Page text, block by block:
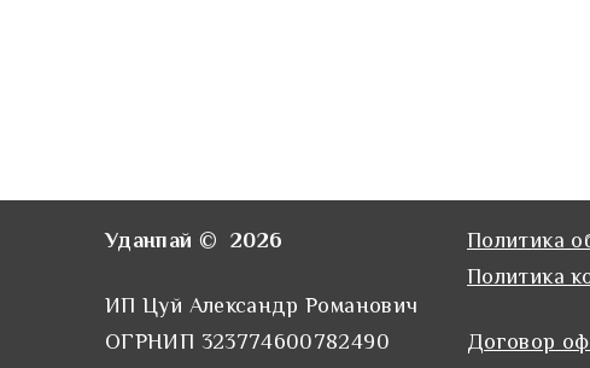
Политика
Политика
Договор
Уданпай © 2026
ИП Цуй Александр Романович
ОГРНИП 323774600782490